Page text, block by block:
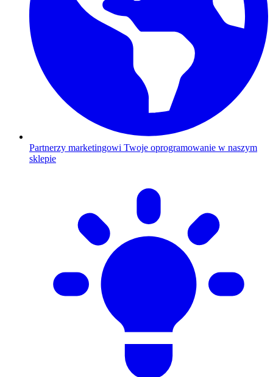
Partnerzy marketingowi Twoje oprogramowanie w naszym
sklepie